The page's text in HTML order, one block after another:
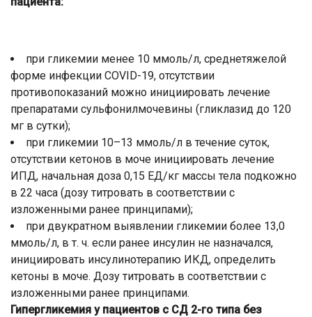
при гликемии менее 10 ммоль/л, среднетяжелой
форме инфекции COVID-19, отсутствии
противопоказаний можно инициировать лечение
препаратами сульфонилмочевины (гликлазид до 120
мг в сутки);
при гликемии 10–13 ммоль/л в течение суток,
отсутствии кетонов в моче инициировать лечение
ИПД, начальная доза 0,15 ЕД/кг массы тела подкожно
в 22 часа (дозу титровать в соответствии с
изложенными ранее принципами);
при двукратном выявлении гликемии более 13,0
ммоль/л, в т. ч. если ранее инсулин не назначался,
инициировать инсулинотерапию ИКД, определить
кетоны в моче. Дозу титровать в соответствии с
изложенными ранее принципами.
Гипергликемия у пациентов с СД 2-го типа без